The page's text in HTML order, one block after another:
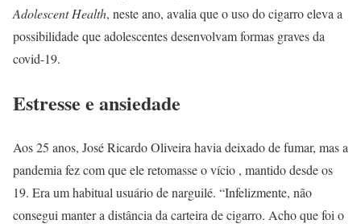
Adolescent Health, neste ano, avalia que o uso do cigarro eleva a
possibilidade que adolescentes desenvolvam formas graves da
covid-19.
Estresse e ansiedade
Aos 25 anos, José Ricardo Oliveira havia deixado de fumar, mas a
pandemia fez com que ele retomasse o vício , mantido desde os
19. Era um habitual usuário de narguilé. “Infelizmente, não
consegui manter a distância da carteira de cigarro. Acho que foi o